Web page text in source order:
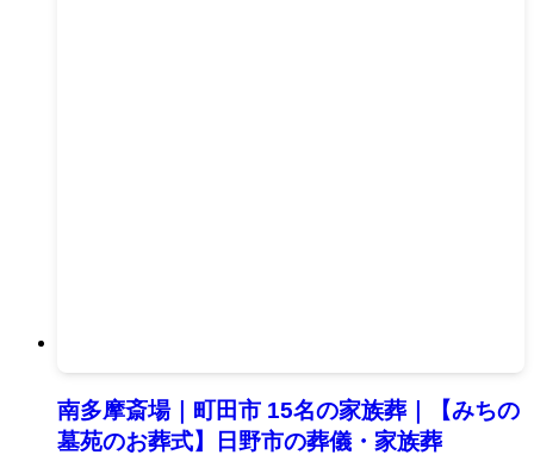
南多摩斎場｜町田市 15名の家族葬｜【みちの
墓苑のお葬式】日野市の葬儀・家族葬